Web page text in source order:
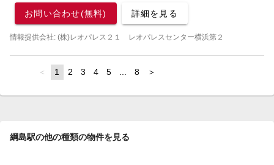
お問い合わせ(無料) 詳細を見る
情報提供会社: (株)レオパレス２１ レオパレスセンター横浜第２
page
You're
page
1 page
2 page
3 page
4 page
5 pagepage
8 page
綱島駅の他の種類の物件を見る